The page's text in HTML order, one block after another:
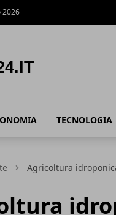
2026
TECNOLOGIA
Agricoltura